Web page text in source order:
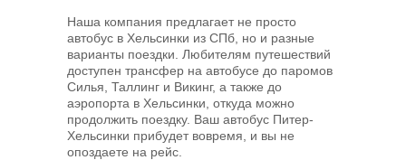
Наша компания предлагает не просто
автобус в Хельсинки из СПб, но и разные
варианты поездки. Любителям путешествий
доступен трансфер на автобусе до паромов
Силья, Таллинг и Викинг, а также до
аэропорта в Хельсинки, откуда можно
продолжить поездку. Ваш автобус Питер-
Хельсинки прибудет вовремя, и вы не
опоздаете на рейс.